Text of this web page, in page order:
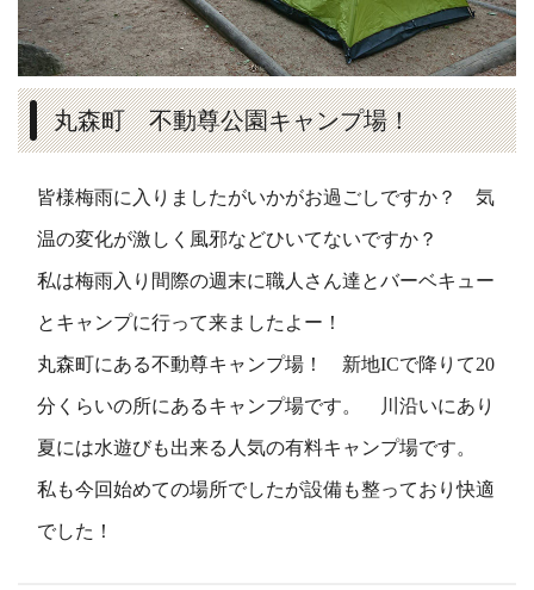
丸森町 不動尊公園キャンプ場！
皆様梅雨に入りましたがいかがお過ごしですか？ 気
温の変化が激しく風邪などひいてないですか？
私は梅雨入り間際の週末に職人さん達とバーベキュー
とキャンプに行って来ましたよー！
丸森町にある不動尊キャンプ場！ 新地ICで降りて20
分くらいの所にあるキャンプ場です。 川沿いにあり
夏には水遊びも出来る人気の有料キャンプ場です。
私も今回始めての場所でしたが設備も整っており快適
でした！